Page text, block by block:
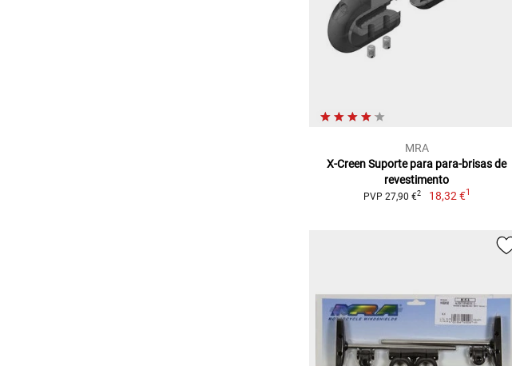
MRA
X-Creen Suporte para para-brisas de
revestimento
PVP 27,90 €2 18,32 €1